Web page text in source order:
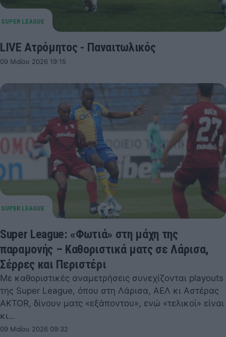
LIVE Ατρόμητος - Παναιτωλικός
09 Μαΐου 2026 19:15
Super League: «Φωτιά» στη μάχη της
παραμονής – Καθοριστικά ματς σε Λάρισα,
Σέρρες και Περιστέρι
Με καθοριστικές αναμετρήσεις συνεχίζονται playouts
της Super League, όπου στη Λάρισα, ΑΕΛ κι Αστέρας
AKTOR, δίνουν ματς «εξάποντου», ενώ «τελικοί» είναι
κι…
09 Μαΐου 2026 09:32